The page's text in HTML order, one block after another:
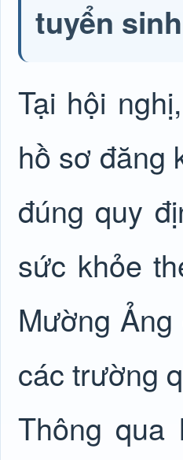
tuyển
Tại hội
hồ sơ đăng
đúng quy
sức khỏe
Mường
các trường
Thông qua